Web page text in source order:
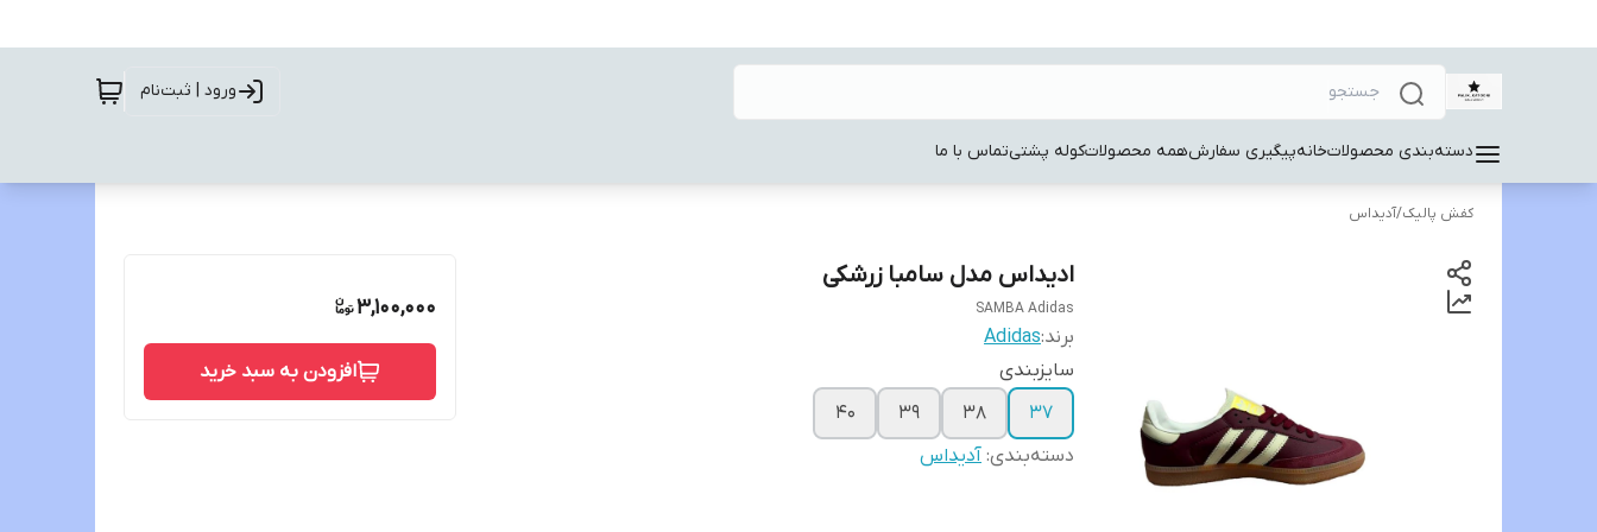
ورود | ثبت‌نام
دسته‌بندی محصولاتخانهپیگیری سفارشهمه محصولاتکوله پشتیتماس با ما
کفش پالیک/آدیداس
ادیداس مدل سامبا زرشکی
SAMBA Adidas
برند:Adidas
سایزبندی
37
38
39
40
دسته‌بندی: آدیداس
3,100,000
افزودن به سبد خرید